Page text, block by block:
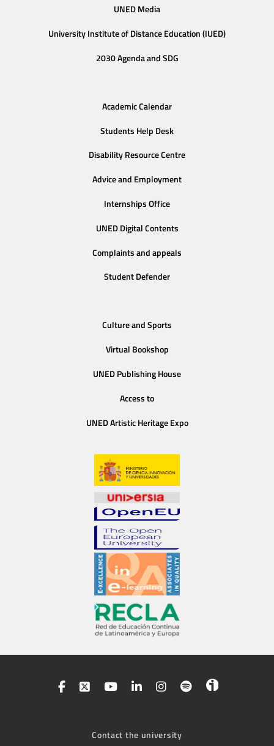
UNED Media
University Institute of Distance Education (IUED)
2030 Agenda and SDG
Academic Calendar
Students Help Desk
Disability Resource Centre
Advice and Employment
Internships Office
UNED Digital Contents
Complaints and appeals
Student Defender
Culture and Sports
Virtual Bookshop
UNED Publishing House
Access to
UNED Artistic Heritage Expo
Contact the university